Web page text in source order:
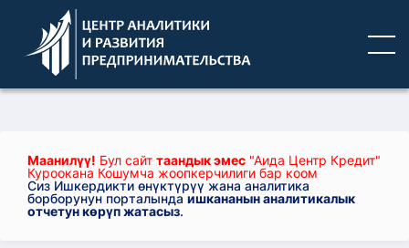
Маанилүү! Бул сайт таандык эмес "Аида Центр Кредит"
Куроокана Кошумча жоопкерчилиги бар коом
Сиз Ишкердикти өнүктүрүү жана аналитика
борборунун порталындаишкананын аналитикалык
отчетун көрүп жатасыз.